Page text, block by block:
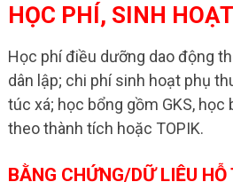
HỌC PHÍ, SINH
Học phí điều dưỡng dao động
dân lập; chi phí sinh hoạt phụ
túc xá; học bổng gồm GKS,
theo thành tích hoặc TOPIK.
BẰNG CHỨNG/DỮ LIỆU HỖ